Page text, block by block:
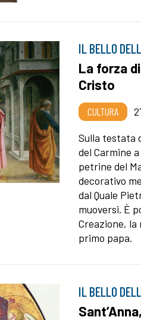
IL BELLO
La forza
Cristo
CULTURA
Sulla testata
del Carmine
petrine del
decorativo
dal Quale
muoversi. È
Creazione,
primo papa.
IL BELLO